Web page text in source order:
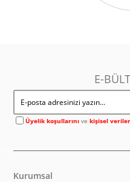
E-
Üyelik koşullarını vekişisel
Kurumsal